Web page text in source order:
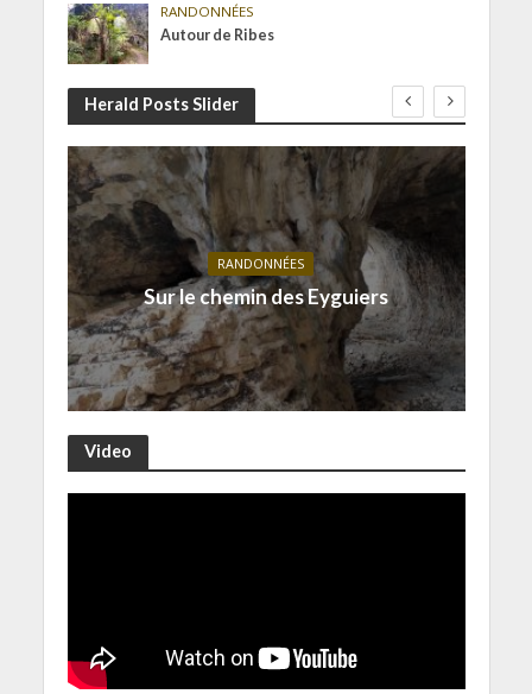
RANDONNÉES
Autour de Ribes
Herald Posts Slider
RANDONNÉES
Sur le chemin des Eyguiers
Video